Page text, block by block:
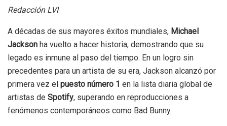
Redacción LVI
A décadas de sus mayores éxitos mundiales, Michael
Jackson ha vuelto a hacer historia, demostrando que su
legado es inmune al paso del tiempo. En un logro sin
precedentes para un artista de su era, Jackson alcanzó por
primera vez el puesto número 1 en la lista diaria global de
artistas de Spotify, superando en reproducciones a
fenómenos contemporáneos como Bad Bunny.